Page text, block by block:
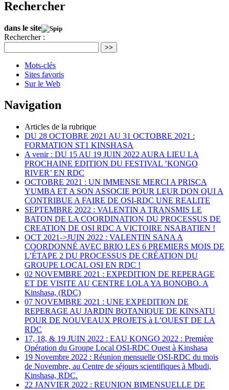
Rechercher
dans le site
Rechercher :
>>
Mots-clés
Sites favoris
Sur le Web
Navigation
Articles de la rubrique
DU 28 OCTOBRE 2021 AU 31 OCTOBRE 2021 :
FORMATION ST1 KINSHASA
A venir : DU 15 AU 19 JUIN 2022 AURA LIEU LA
PROCHAINE EDITION DU FESTIVAL ’KONGO
RIVER’ EN RDC
OCTOBRE 2021 : UN IMMENSE MERCI A PRISCA
YUMBA ET A SON ASSOCIE POUR LEUR DON QUI A
CONTRIBUE A FAIRE DE OSI-RDC UNE REALITE
SEPTEMBRE 2022 : VALENTIN A TRANSMIS LE
BATON DE LA COORDINATION DU PROCESSUS DE
CREATION DE OSI RDC A VICTOIRE NSABATIEN !
OCT 2021->JUIN 2022 : VALENTIN SANA A
COORDONNÉ AVEC BRIO LES 6 PREMIERS MOIS DE
L’ÉTAPE 2 DU PROCESSUS DE CRÉATION DU
GROUPE LOCAL OSI EN RDC !
02 NOVEMBRE 2021 : EXPEDITION DE REPERAGE
ET DE VISITE AU CENTRE LOLA YA BONOBO. A
Kinshasa, (RDC)
07 NOVEMBRE 2021 : UNE EXPEDITION DE
REPERAGE AU JARDIN BOTANIQUE DE KINSATU
POUR DE NOUVEAUX PROJETS à L’OUEST DE LA
RDC
17, 18, & 19 JUIN 2022 : EAU KONGO 2022 : Première
Opération du Groupe Local OSI-RDC Ouest à Kinshasa
19 Novembre 2022 : Réunion mensuelle OSI-RDC du mois
de Novembre, au Centre de séjours scientifiques à Mbudi,
Kinshasa, RDC.
22 JANVIER 2022 : REUNION BIMENSUELLE DE